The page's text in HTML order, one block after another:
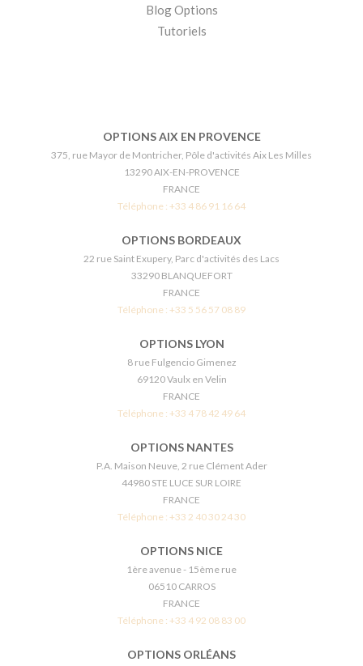
Blog Options
Tutoriels
OPTIONS AIX EN PROVENCE
375, rue Mayor de Montricher, Pôle d'activités Aix Les Milles
13290 AIX-EN-PROVENCE
FRANCE
Téléphone : +33 4 86 91 16 64
OPTIONS BORDEAUX
22 rue Saint Exupery, Parc d'activités des Lacs
33290 BLANQUEFORT
FRANCE
Téléphone : +33 5 56 57 08 89
OPTIONS LYON
8 rue Fulgencio Gimenez
69120 Vaulx en Velin
FRANCE
Téléphone : +33 4 78 42 49 64
OPTIONS NANTES
P.A. Maison Neuve, 2 rue Clément Ader
44980 STE LUCE SUR LOIRE
FRANCE
Téléphone : +33 2 40 30 24 30
OPTIONS NICE
1ère avenue - 15ème rue
06510 CARROS
FRANCE
Téléphone : +33 4 92 08 83 00
OPTIONS ORLÉANS